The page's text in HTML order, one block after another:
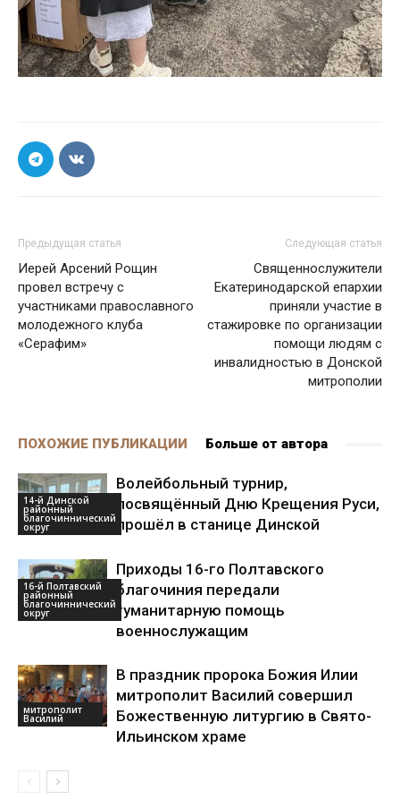
Предыдущая статья
Иерей Арсений Рощин
провел встречу с
участниками православного
молодежного клуба
«Серафим»
Следующая статья
Священнослужители
Екатеринодарской епархии
приняли участие в
стажировке по организации
помощи людям с
инвалидностью в Донской
митрополии
ПОХОЖИЕ ПУБЛИКАЦИИ Больше от автора
14-й Динской
районный
благочиннический
округ
Волейбольный турнир,
посвящённый Дню Крещения Руси,
прошёл в станице Динской
16-й Полтавский
районный
благочиннический
округ
Приходы 16-го Полтавского
благочиния передали
гуманитарную помощь
военнослужащим
митрополит
Василий
В праздник пророка Божия Илии
митрополит Василий совершил
Божественную литургию в Свято-
Ильинском храме